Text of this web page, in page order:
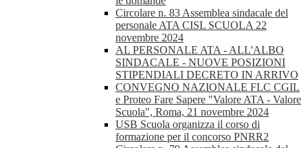
Circolare n. 83 Assemblea sindacale del
personale ATA CISL SCUOLA 22
novembre 2024
AL PERSONALE ATA - ALL'ALBO
SINDACALE - NUOVE POSIZIONI
STIPENDIALI DECRETO IN ARRIVO
CONVEGNO NAZIONALE FLC CGIL
e Proteo Fare Sapere "Valore ATA - Valore
Scuola", Roma, 21 novembre 2024
USB Scuola organizza il corso di
formazione per il concorso PNRR2